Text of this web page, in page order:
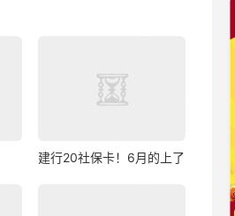
建行20社保卡！6月的上了